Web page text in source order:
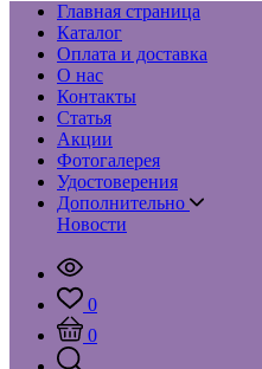
Главная страница
Каталог
Оплата и доставка
О нас
Контакты
Статья
Акции
Фотогалерея
Удостоверения
Дополнительно
Новости
0
0